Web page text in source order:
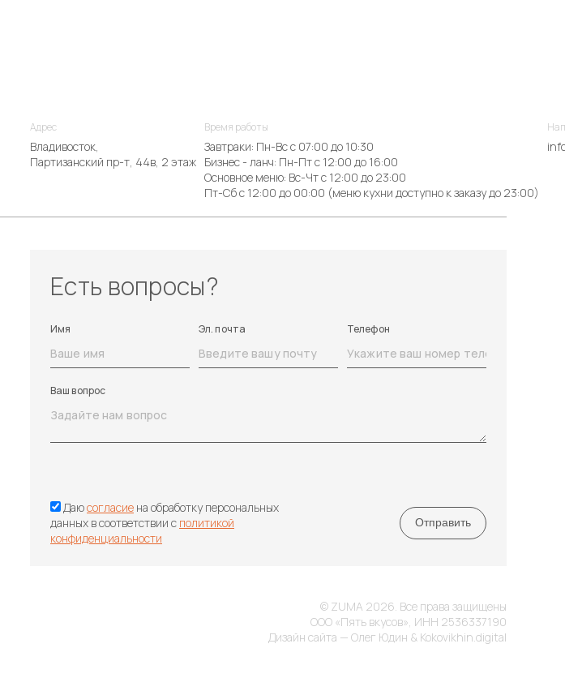
Адрес
Владивосток,
Партизанский пр-т, 44в, 2 этаж
Время работы
Завтраки: Пн-Вс с 07:00 до 10:30
Бизнес - ланч: Пн-Пт с 12:00 до 16:00
Основное меню: Вс-Чт с 12:00 до 23:00
Пт-Сб с 12:00 до 00:00 (меню кухни доступно к заказу до 23:00)
Есть вопросы?
Имя Эл. почта Телефон
Ваш вопрос
Даюсогласие на обработку персональных
данных в соответствии с политикой
конфиденциальности
© ZUMA 2026. Все права защищены
ООО «Пять вкусов», ИНН 2536337190
Дизайн сайта — Олег Юдин & Kokovikhin.digital